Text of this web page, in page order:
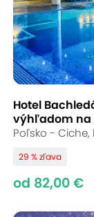
Hotel
výhľadom na
Poľsko - Ciche,
29 % zľava
od 82,00 €